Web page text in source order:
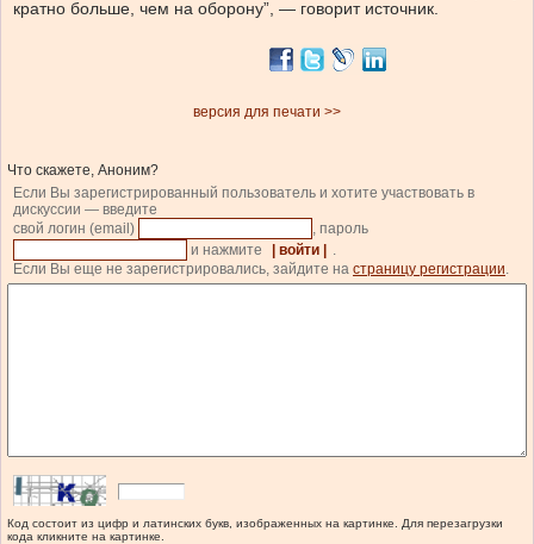
кратно больше, чем на оборону”, — говорит источник.
версия для печати >>
Что скажете, Аноним?
Если Вы зарегистрированный пользователь и хотите участвовать в
дискуссии — введите
свой логин (email)
, пароль
и нажмите
| войти |
.
Если Вы еще не зарегистрировались, зайдите на страницу регистрации.
Код состоит из цифр и латинских букв, изображенных на картинке. Для перезагрузки
кода кликните на картинке.